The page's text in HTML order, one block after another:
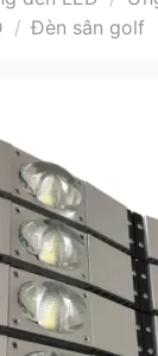
/ Đèn sân golf